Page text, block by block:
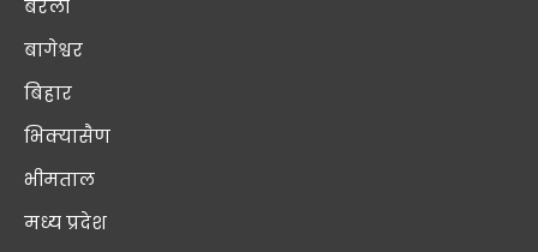
बरेली
बागेश्वर
बिहार
भिक्यासैण
भीमताल
मध्य प्रदेश